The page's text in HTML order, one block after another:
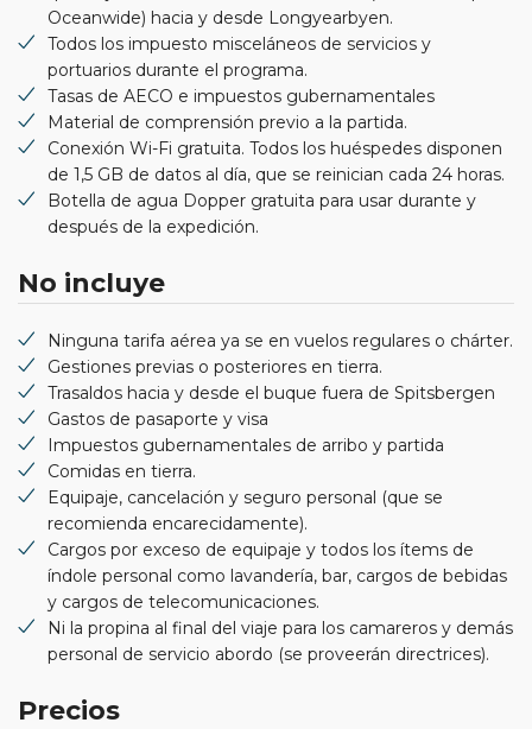
Oceanwide) hacia y desde Longyearbyen.
Todos los impuesto misceláneos de servicios y
portuarios durante el programa.
Tasas de AECO e impuestos gubernamentales
Material de comprensión previo a la partida.
Conexión Wi-Fi gratuita. Todos los huéspedes disponen
de 1,5 GB de datos al día, que se reinician cada 24 horas.
Botella de agua Dopper gratuita para usar durante y
después de la expedición.
No incluye
Ninguna tarifa aérea ya se en vuelos regulares o chárter.
Gestiones previas o posteriores en tierra.
Trasaldos hacia y desde el buque fuera de Spitsbergen
Gastos de pasaporte y visa
Impuestos gubernamentales de arribo y partida
Comidas en tierra.
Equipaje, cancelación y seguro personal (que se
recomienda encarecidamente).
Cargos por exceso de equipaje y todos los ítems de
índole personal como lavandería, bar, cargos de bebidas
y cargos de telecomunicaciones.
Ni la propina al final del viaje para los camareros y demás
personal de servicio abordo (se proveerán directrices).
Precios